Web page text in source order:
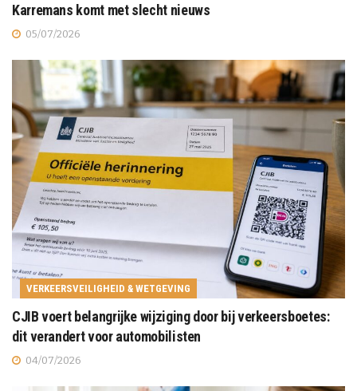
Karremans komt met slecht nieuws
05/07/2026
VERKEERSVEILIGHEID & WETGEVING
CJIB voert belangrijke wijziging door bij verkeersboetes:
dit verandert voor automobilisten
04/07/2026